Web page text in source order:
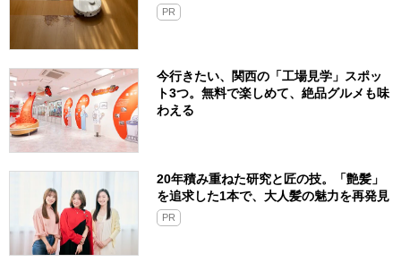
PR
今行きたい、関西の「工場見学」スポッ
ト3つ。無料で楽しめて、絶品グルメも味
わえる
20年積み重ねた研究と匠の技。「艶髪」
を追求した1本で、大人髪の魅力を再発見
PR